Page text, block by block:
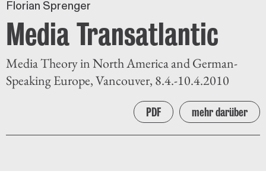
Florian Sprenger
Media Transatlantic
Media Theory in North America and German-
Speaking Europe, Vancouver, 8.4.-10.4.2010
PDF mehr darüber